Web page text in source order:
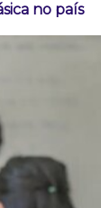
no país